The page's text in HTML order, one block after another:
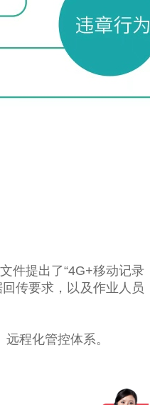
件提出了“4G+移动记录
传要求，以及作业人员
程化管控体系。